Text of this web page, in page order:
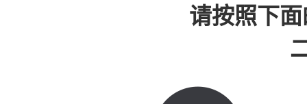
请按照下